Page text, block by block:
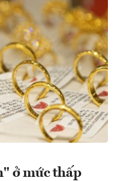
ở mức thấp